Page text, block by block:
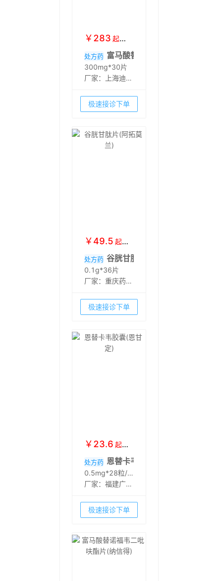
￥283 起 ￥
处方药 富马酸替诺福韦二吡呋酯片(韦
300mg*30片
厂家：
上海迪赛
有限公司
极速接诊下单
￥49.5 起 ￥
处方药 谷胱甘肽片(阿拓莫兰)
0.1g*36片
厂家： 重庆药友
司
极速接诊下单
￥23.6 起 ￥
处方药 恩替卡韦胶囊(恩甘定)
0.5mg*28粒/瓶
厂家： 福建广生
公司
极速接诊下单